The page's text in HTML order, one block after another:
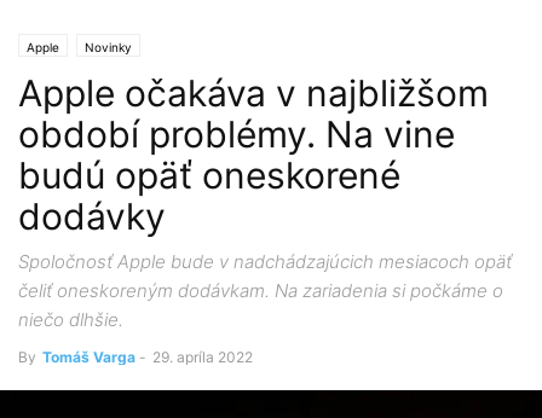
Apple Novinky
Apple očakáva v najbližšom
období problémy. Na vine
budú opäť oneskorené
dodávky
Spoločnosť Apple bude v nadchádzajúcich mesiacoch opäť
čeliť oneskoreným dodávkam. Na zariadenia si počkáme o
niečo dlhšie.
By Tomáš Varga - 29. apríla 2022